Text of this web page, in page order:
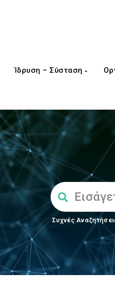
Ίδρυση – Σύσταση
Συχνές